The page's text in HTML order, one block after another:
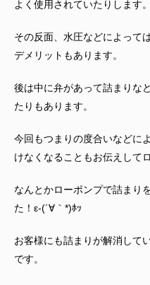
よく使用されていたりします。
その反面、水圧などによって
デメリットもあります。
後は中に弁があって詰まりな
たりもあります。
今回もつまりの度合いなどに
けなくなることもお伝えして
なんとかローポンプで詰まり
た！ε-(´∀｀*)ﾎｯ
お客様にも詰まりが解消して
です。